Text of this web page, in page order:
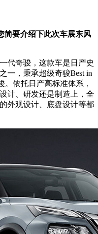
简要介绍下此次车展东风
代奇骏，这款车是日产史
一，秉承超级奇骏Best in
。依托日产高标准体系，
计、研发还是制造上，全
外观设计、底盘设计等都